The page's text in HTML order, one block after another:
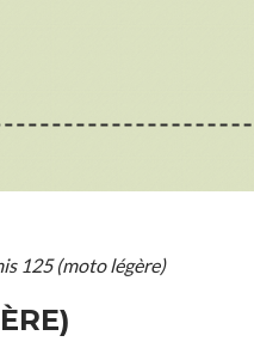
125 (moto légère)